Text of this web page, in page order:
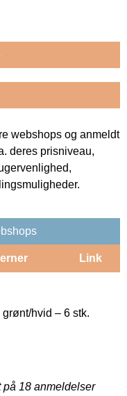
webshops og anmeldt
deres prisniveau,
Link
hvid – 6 stk.
på 18 anmeldelser